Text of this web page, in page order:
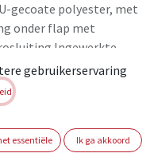
gecoate polyester, met
onder flap met
alle buitenwerk in de
agro- en
Maten: M-XXL.
gebruikerservaring
essentiële Ik ga akkoord